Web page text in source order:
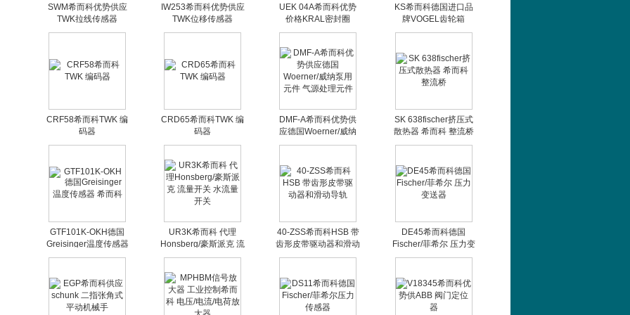
SWM希而科优势供应
TWK拉线传感器
IW253希而科优势供应
TWK位移传感器
UEK 04A希而科优势
价格KRAL密封圈
KS希而科德国进口品
牌VOGEL齿轮箱
CRF58希而科TWK 编
码器
CRD65希而科TWK 编
码器
DMF-A希而科优势供
应德国Woerner/威纳
泵用元件 气源处理元
SK 638fischer挤压式
散热器 希而科 整流桥
GTF101K-OKH德国
Greisinger温度传感器
希而科
UR3K希而科 代理
Honsberg/豪斯派克 流
量开关 水流量开关
40-ZSS希而科HSB 带
齿形皮带驱动器和滑动
导轨
DE45希而科德国
Fischer/菲希尔 压力变
送器